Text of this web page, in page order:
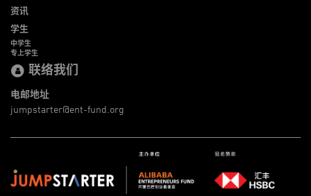
资讯
学生
中学生
专上学生
联络我们
电邮地址
jumpstarter@ent-fund.org